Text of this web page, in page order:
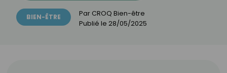
BIEN-ÊTRE Par CROQ Bien-être
Publié le 28/05/2025